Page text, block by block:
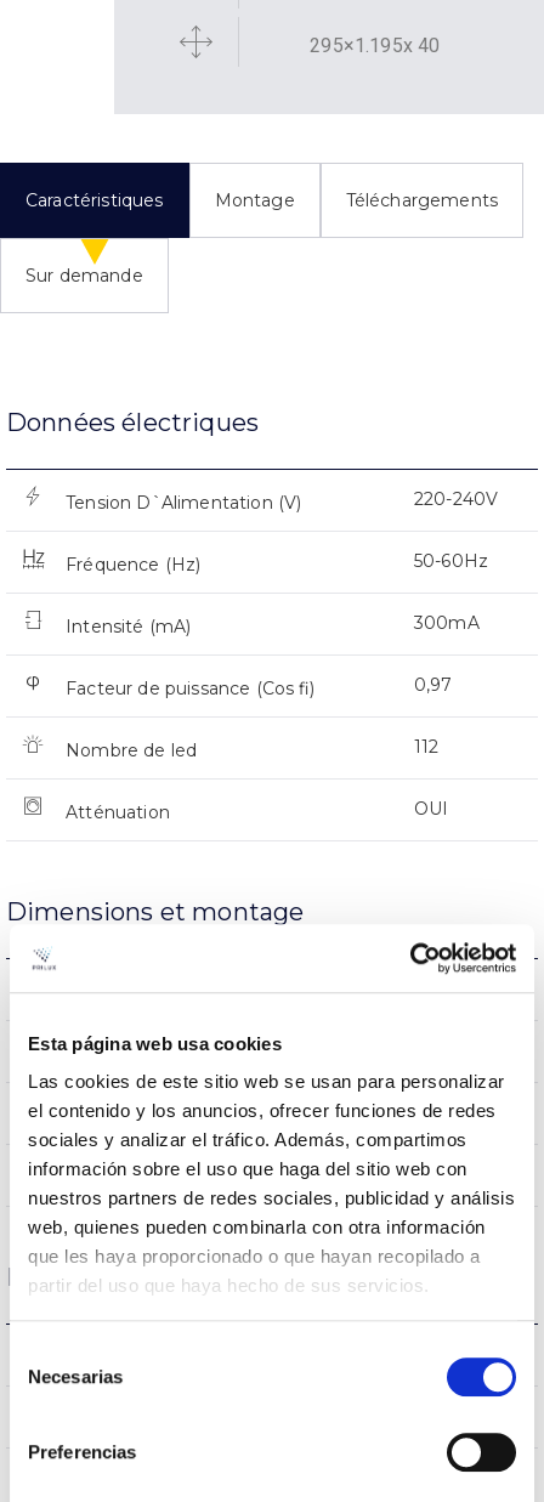
Esta página web usa cookies
Las cookies de este sitio web se usan para personalizar
el contenido y los anuncios, ofrecer funciones de redes
sociales y analizar el tráfico. Además, compartimos
información sobre el uso que haga del sitio web con
nuestros partners de redes sociales, publicidad y análisis
web, quienes pueden combinarla con otra información
que les haya proporcionado o que hayan recopilado a
partir del uso que haya hecho de sus servicios.
Necesarias
Preferencias
295×1.195x 40
Caractéristiques Montage Téléchargements
Sur demande
Données électriques
Tension D`Alimentation (V) 220-240V
Fréquence (Hz) 50-60Hz
Intensité (mA) 300mA
Facteur de puissance (Cos fi) 0,97
Nombre de led 112
Atténuation OUI
Dimensions et montage
Poids 5.7Kg
Dimensions
Position de montage Empotrar
Empalmable NON
Données optiques
4.000K
UGR <19